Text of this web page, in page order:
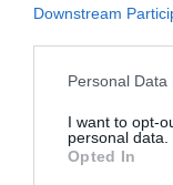
Downstream
Please note that
not limited to your
grant or deny
use your data for
Personal
I want to opt-
personal data.
Opted In